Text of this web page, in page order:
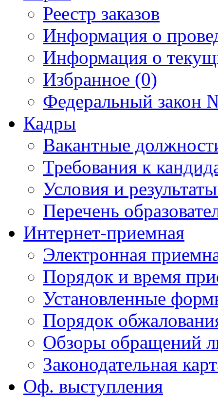
Реестр заказов
Информация о
Информация о
Избранное (0)
Федеральный закон
Кадры
Вакантные
Требования к
Условия и
Перечень
Интернет-приемная
Электронная
Порядок и время
Установленные
Порядок
Обзоры обращений
Законодательная
Оф. выступления